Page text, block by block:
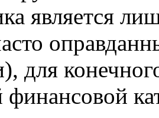
является
для
финансовой